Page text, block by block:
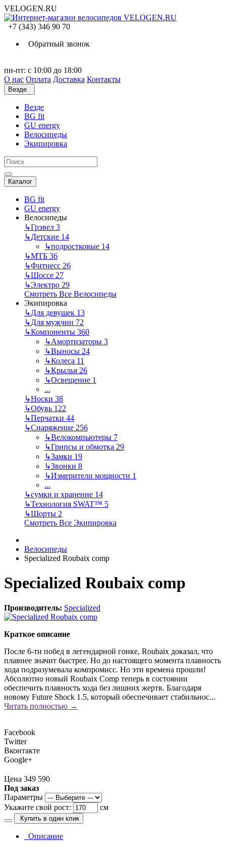
VELOGEN.RU
+7 (343) 346 90 70
Обратный звонок
пн-пт: с 10:00 до 18:00
О нас Оплата Доставка Контакты
Везде
Везде
BG fit
GU energy
Велосипеды
Экипировка
Каталог
BG fit
GU energy
Велосипеды
↳Грэвел 3
↳Детские 14
↳подростковые 14
↳МТБ 36
↳Фитнесс 26
↳Шоссе 27
↳Электро 29
Смотреть Все Велосипеды
Экипировка
↳Для девушек 13
↳Для мужчин 72
↳Компоненты 360
↳Амортизаторы 3
↳Выносы 24
↳Колеса 11
↳Крылья 26
↳Освещение 1
...
↳Носки 38
↳Обувь 122
↳Перчатки 44
↳Снаряжение 256
↳Велокомпьютеры 7
↳Грипсы и обмотка 29
↳Замки 19
↳Звонки 8
↳Измерители мощности 1
...
↳сумки и хранение 14
↳Технология SWAT™ 5
↳Шорты 2
Смотреть Все Экипировка
Велосипеды
Specialized Roubaix comp
Specialized Roubaix comp
Производитель: Specialized
Краткое описание
После 6-ти побед в легендарной гонке, Roubaix доказал, что
плавнее значит быстрее. Но до настоящего момента плавность
хода подразумевала компромисс. Но эти времена прошли!
Абсолютно новый Roubaix Comp теперь в состоянии
обеспечить плавность хода без лишних жертв. Благодаря
новому Future Shock 1.5, который обеспечивает стабильнос...
Читать полностью →
Facebook
Twitter
Вконтакте
Google+
Цена 349 590
Под заказ
Параметры
Укажите свой рост:
см
Купить в один клик
Описание